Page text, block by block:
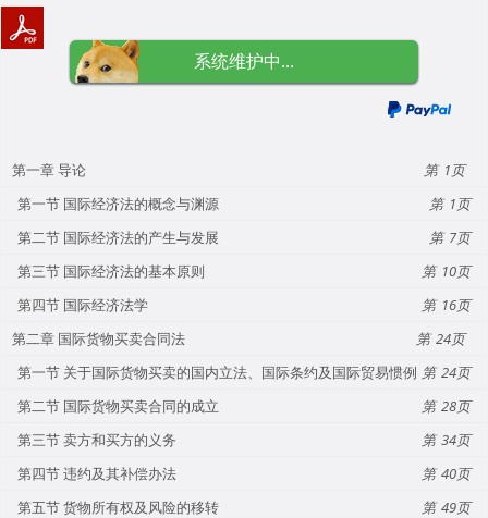
系统维护中...
第一章 导论
1
第一节 国际经济法的概念与渊源
1
第二节 国际经济法的产生与发展
7
第三节 国际经济法的基本原则
10
第四节 国际经济法学
16
第二章 国际货物买卖合同法
24
第一节 关于国际货物买卖的国内立法、国际条约及国际贸易惯例
24
第二节 国际货物买卖合同的成立
28
第三节 卖方和买方的义务
34
第四节 违约及其补偿办法
40
第五节 货物所有权及风险的移转
49